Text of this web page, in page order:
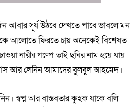
আবার সূর্য উঠবে দেখতে পাবে ভাবলে মন
আলোতে ফিরতে চায় অনেকেই বিশেষত
নারীর গল্পে তাই ছবির নাম হয়ে যায়
বোস আর লেনিন আমাদের বুলবুল আহমেদ।
স্বপ্ন আর বাস্তবতার কুহক যাকে বলি